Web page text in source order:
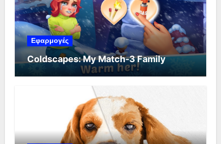
Εφαρμογές
Coldscapes: My Match-3 Family